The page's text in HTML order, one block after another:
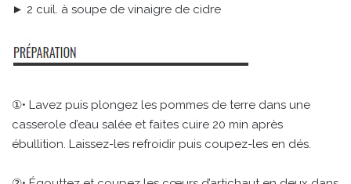
► 2 cuil. à soupe de vinaigre de cidre
①• Lavez puis plongez les pommes de terre dans une
casserole d’eau salée et faites cuire 20 min après
ébullition. Laissez-les refroidir puis coupez-les en dés.